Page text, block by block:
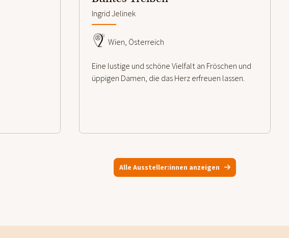
Ingrid Jelinek
Wien, Österreich
Eine lustige und schöne Vielfalt an Fröschen und
üppigen Damen, die das Herz erfreuen lassen.
Alle Aussteller:innen anzeigen